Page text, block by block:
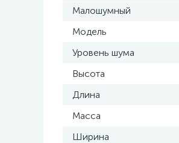
Малошумный
Модель
Уровень шума
Высота
Длина
Масса
Ширина